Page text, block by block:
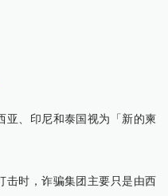
、印尼和泰国视为「新的柬
时，诈骗集团主要只是由西